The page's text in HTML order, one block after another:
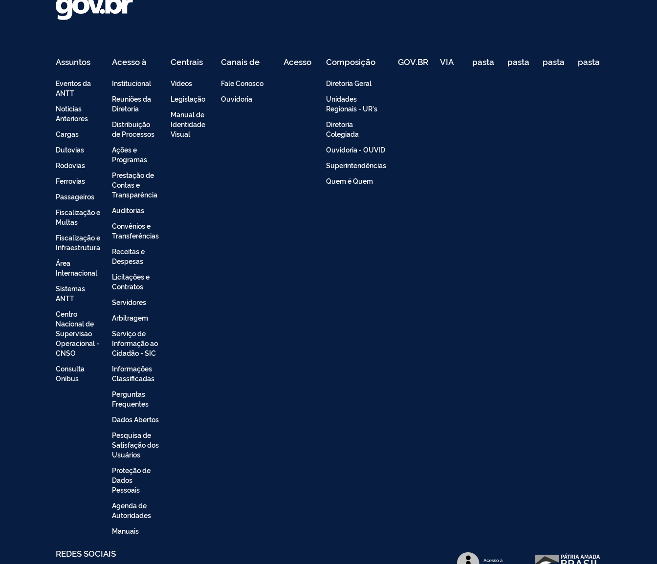
Assuntos
Eventos da
ANTT
Noticias
Anteriores
Cargas
Dutovias
Rodovias
Ferrovias
Passageiros
Fiscalização e
Multas
Fiscalização e
Infraestrutura
Área
Internacional
Sistemas
ANTT
Centro
Nacional de
Supervisao
Operacional -
CNSO
Consulta
Onibus
Acesso à
Informação
Institucional
Reuniões da
Diretoria
Distribuição
de Processos
Ações e
Programas
Prestação de
Contas e
Transparência
Auditorias
Convênios e
Transferências
Receitas e
Despesas
Licitações e
Contratos
Servidores
Arbitragem
Serviço de
Informação ao
Cidadão - SIC
Informações
Classificadas
Perguntas
Frequentes
Dados Abertos
Pesquisa de
Satisfação dos
Usuários
Proteção de
Dados
Pessoais
Agenda de
Autoridades
Manuais
Centrais
de
Vídeos
Legislação
Manual de
Identidade
Visual
Canais de
Atendimento
Fale Conosco
Ouvidoria
Acesso
Restrito
Composição
Diretoria Geral
Unidades
Regionais - UR's
Diretoria
Colegiada
Ouvidoria - OUVID
Superintendências
Quem é Quem
GOV.BR VIA
040
pasta
de
pasta
de
pasta
de
pasta
de
REDES SOCIAIS